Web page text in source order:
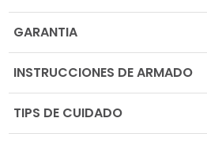
GARANTIA
INSTRUCCIONES DE ARMADO
TIPS DE CUIDADO